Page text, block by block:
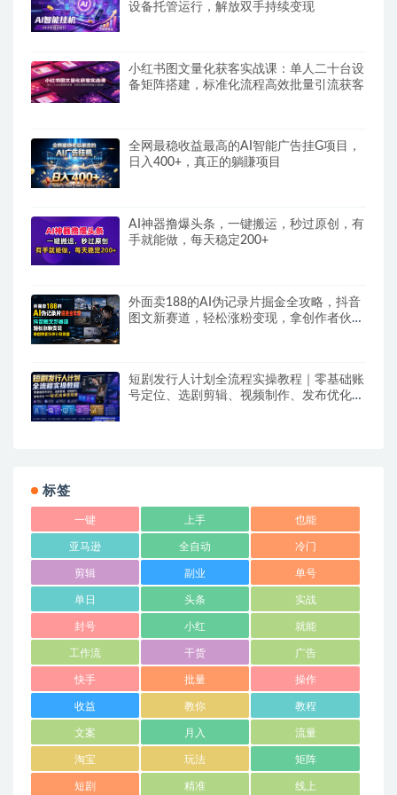
设备托管运行，解放双手持续变现
小红书图文量化获客实战课：单人二十台设
备矩阵搭建，标准化流程高效批量引流获客
全网最稳收益最高的AI智能广告挂G项目，
日入400+，真正的躺賺项目
AI神器撸爆头条，一键搬运，秒过原创，有
手就能做，每天稳定200+
外面卖188的AI伪记录片掘金全攻略，抖音
图文新赛道，轻松涨粉变现，拿创作者伙伴
短剧发行人计划全流程实操教程｜零基础账
号定位、选剧剪辑、视频制作、发布优化一
标签
一键 上手 也能
亚马逊 全自动 冷门
剪辑 副业 单号
单日 头条 实战
封号 小红 就能
工作流 干货 广告
快手 批量 操作
收益 教你 教程
文案 月入 流量
淘宝 玩法 矩阵
短剧 精准 线上